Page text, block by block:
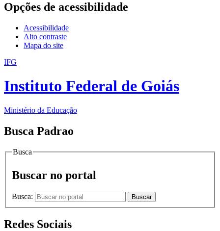
Opções de acessibilidade
Acessibilidade
Alto contraste
Mapa do site
IFG
Instituto Federal de Goiás
Ministério da Educação
Busca Padrao
Busca
Buscar no portal
Busca: Buscar
Redes Sociais